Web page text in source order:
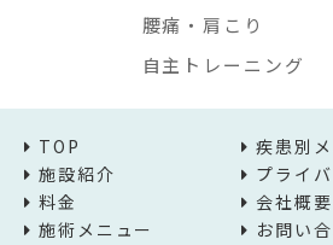
腰痛・肩こり
自主トレーニング
TOP
施設紹介
料金
施術メニュー
疾患別
プライ
会社概要
お問い